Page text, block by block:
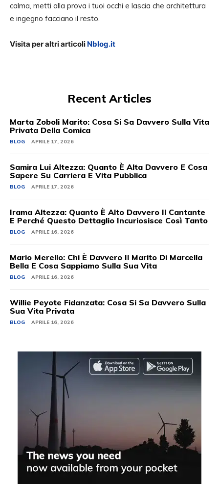
calma, metti alla prova i tuoi occhi e lascia che architettura
e ingegno facciano il resto.
Visita per altri articoli Nblog.it
Recent Articles
Marta Zoboli Marito: Cosa Si Sa Davvero Sulla Vita
Privata Della Comica
BLOG APRILE 17, 2026
Samira Lui Altezza: Quanto È Alta Davvero E Cosa
Sapere Su Carriera E Vita Pubblica
BLOG APRILE 17, 2026
Irama Altezza: Quanto È Alto Davvero Il Cantante
E Perché Questo Dettaglio Incuriosisce Così Tanto
BLOG APRILE 16, 2026
Mario Merello: Chi È Davvero Il Marito Di Marcella
Bella E Cosa Sappiamo Sulla Sua Vita
BLOG APRILE 16, 2026
Willie Peyote Fidanzata: Cosa Si Sa Davvero Sulla
Sua Vita Privata
BLOG APRILE 16, 2026